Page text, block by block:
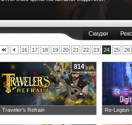
Скидки
16 17 18 19 20 21 22 23 24 25 26
Traveler's Refrain
814руб
Re-Legion